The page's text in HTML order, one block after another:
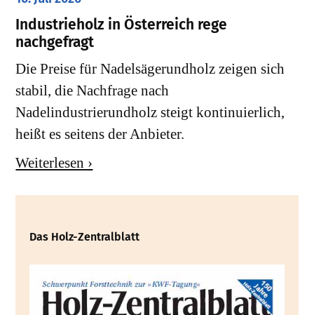
Industrieholz in Österreich rege
nachgefragt
Die Preise für Nadelsägerundholz zeigen sich
stabil, die Nachfrage nach
Nadelindustrierundholz steigt kontinuierlich,
heißt es seitens der Anbieter.
Weiterlesen ›
Das Holz-Zentralblatt